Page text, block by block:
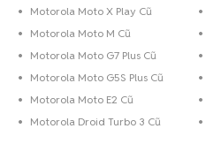
Motorola Moto X Play Cũ
Motorola Moto M Cũ
Motorola Moto G7 Plus Cũ
Motorola Moto G5S Plus Cũ
Motorola Moto E2 Cũ
Motorola Droid Turbo 3 Cũ